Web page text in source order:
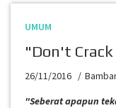
UMUM
"Don't
26/11/2016
"Seberat apapun